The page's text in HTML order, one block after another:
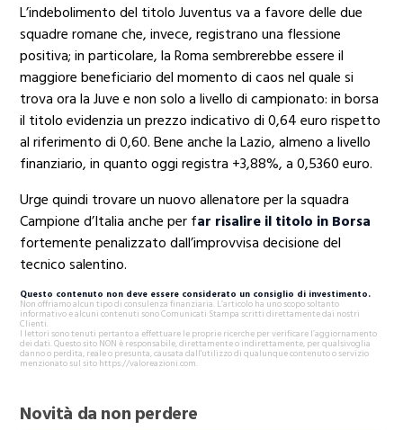
L’indebolimento del titolo Juventus va a favore delle due
squadre romane che, invece, registrano una flessione
positiva; in particolare, la Roma sembrerebbe essere il
maggiore beneficiario del momento di caos nel quale si
trova ora la Juve e non solo a livello di campionato: in borsa
il titolo evidenzia un prezzo indicativo di 0,64 euro rispetto
al riferimento di 0,60. Bene anche la Lazio, almeno a livello
finanziario, in quanto oggi registra +3,88%, a 0,5360 euro.
Urge quindi trovare un nuovo allenatore per la squadra
Campione d’Italia anche per far risalire il titolo in Borsa
fortemente penalizzato dall’improvvisa decisione del
tecnico salentino.
Questo contenuto non deve essere considerato un consiglio di investimento.
Non offriamo alcun tipo di consulenza finanziaria. L’articolo ha uno scopo soltanto
informativo e alcuni contenuti sono Comunicati Stampa scritti direttamente dai nostri
Clienti.
I lettori sono tenuti pertanto a effettuare le proprie ricerche per verificare l’aggiornamento
dei dati. Questo sito NON è responsabile, direttamente o indirettamente, per qualsivoglia
danno o perdita, reale o presunta, causata dall'utilizzo di qualunque contenuto o servizio
menzionato sul sito https://valoreazioni.com.
Novità da non perdere